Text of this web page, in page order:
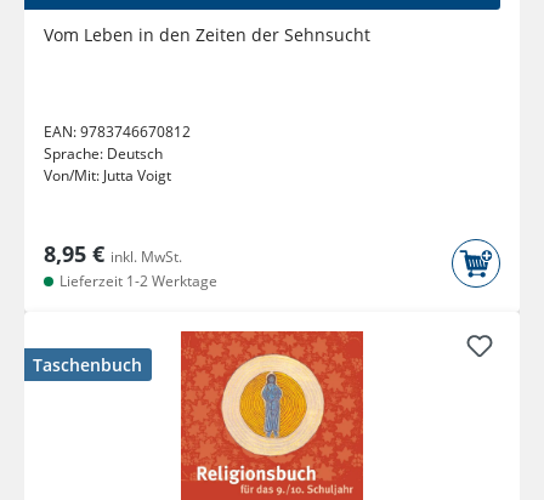
Vom Leben in den Zeiten der Sehnsucht
EAN:9783746670812
Sprache: Deutsch
Von/Mit: Jutta Voigt
8,95 € inkl. MwSt.
Lieferzeit 1-2 Werktage
Taschenbuch